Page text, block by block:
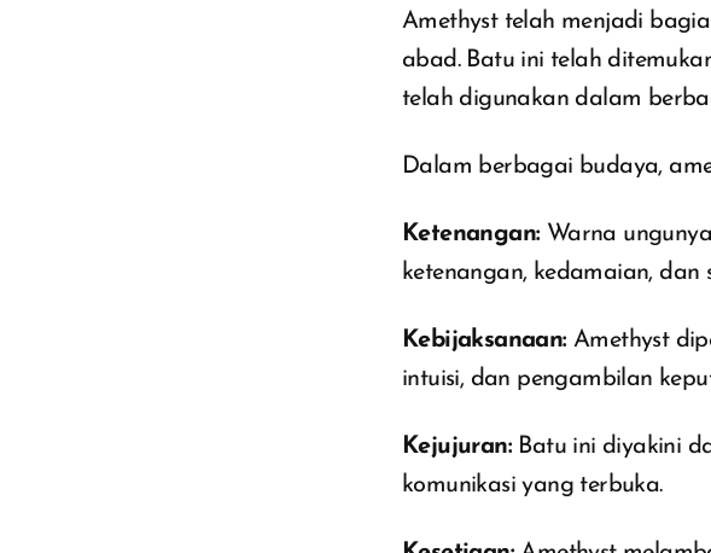
Amethyst telah menjadi
abad. Batu ini telah
telah digunakan dalam
Dalam berbagai budaya,
Ketenangan: Warna
ketenangan, kedamaian, dan
Kebijaksanaan: Amethyst
intuisi, dan pengambilan
Kejujuran: Batu ini diyakini
komunikasi yang terbuka.